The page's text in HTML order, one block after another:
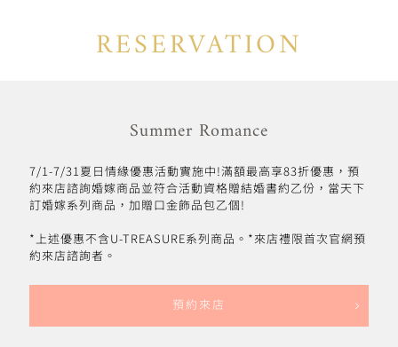
RESERVATION
Summer Romance
7/1-7/31夏日情緣優惠活動實施中!滿額最高享83折優惠，預
約來店諮詢婚嫁商品並符合活動資格贈結婚書約乙份，當天下
訂婚嫁系列商品，加贈口金飾品包乙個!
*上述優惠不含U-TREASURE系列商品。*來店禮限首次官網預
約來店諮詢者。
預約來店